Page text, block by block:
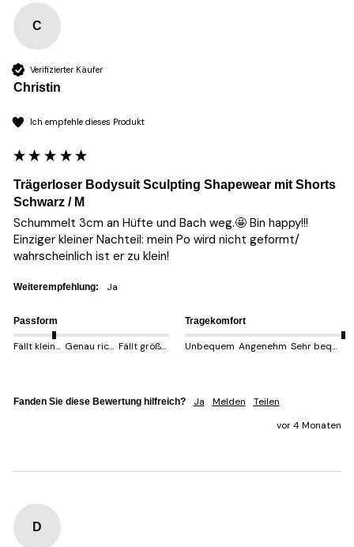
C
Verifizierter Käufer
Christin
Ich empfehle dieses Produkt
Trägerloser Bodysuit Sculpting Shapewear mit Shorts
Schwarz / M
Schummelt 3cm an Hüfte und Bach weg.🤩 Bin happy!!!
Einziger kleiner Nachteil: mein Po wird nicht geformt/
wahrscheinlich ist er zu klein!
Weiterempfehlung: Ja
Passform
Fällt kleiner aus Genau richtig Fällt größer aus
Tragekomfort
Unbequem Angenehm Sehr bequem
Fanden Sie diese Bewertung hilfreich? Ja Melden
Teilen
vor 4 Monaten
D